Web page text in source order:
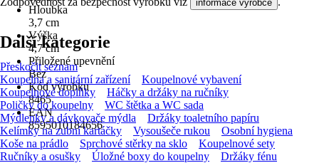
Hloubka
3,7 cm
Výška
4,7 cm
Přiložené upevnění
Bez
Kód výrobku
8465
EAN
8595010184656
informace výrobce
Další kategorie
Přeskočit seznam
Koupelna a sanitární zařízení
Koupelnové vybavení
Koupelnové doplňky
Háčky a držáky na ručníky
Poličky do koupelny
WC štětka a WC sada
Mýdlenky a dávkovače mýdla
Držáky toaletního papíru
Kelímky na zubní kartáčky
Vysoušeče rukou
Osobní hygiena
Koše na prádlo
Sprchové stěrky na sklo
Koupelnové sety
Ručníky a osušky
Úložné boxy do koupelny Držáky fénu